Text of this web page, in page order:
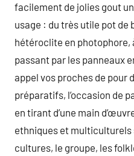
facilement de jolies gout
usage : du très utile pot de
hétéroclite en photophore,
passant par les panneaux
appel vos proches de pour
préparatifs, l’occasion de
en tirant d’une main
ethniques et multiculturels
cultures, le groupe, les